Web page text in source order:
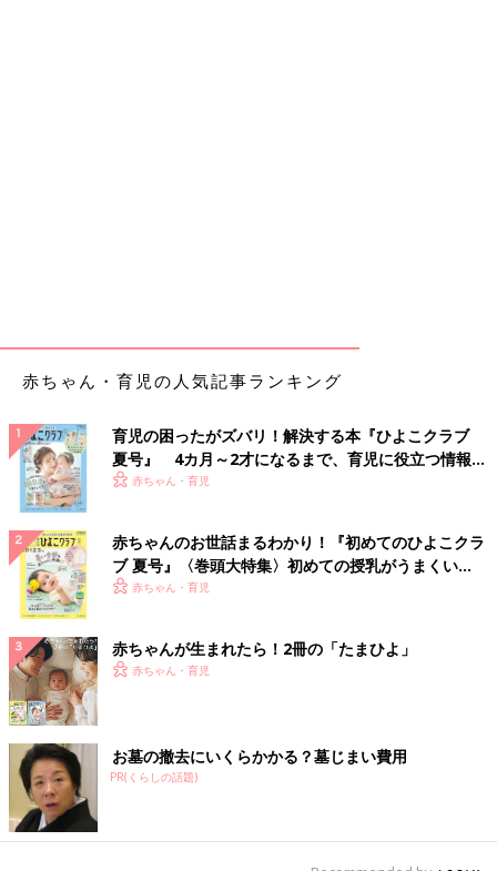
赤ちゃん・育児の人気記事ランキング
育児の困ったがズバリ！解決する本『ひよこクラブ
夏号』 4カ月～2才になるまで、育児に役立つ情報が
いっぱい！
赤ちゃん・育児
赤ちゃんのお世話まるわかり！『初めてのひよこクラ
ブ 夏号』〈巻頭大特集〉初めての授乳がうまくい
く！ おっぱい・ミルクの基本と夏のトラブル 解決テ
赤ちゃん・育児
赤ちゃんが生まれたら！2冊の「たまひよ」
赤ちゃん・育児
お墓の撤去にいくらかかる？墓じまい費用
PR(くらしの話題)